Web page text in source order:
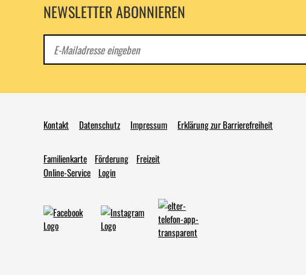
NEWSLETTER ABONNIEREN
Mail
Kontakt Datenschutz Impressum Erklärung zur Barrierefreiheit
Familienkarte Förderung
Freizeit
Online-Service
Login